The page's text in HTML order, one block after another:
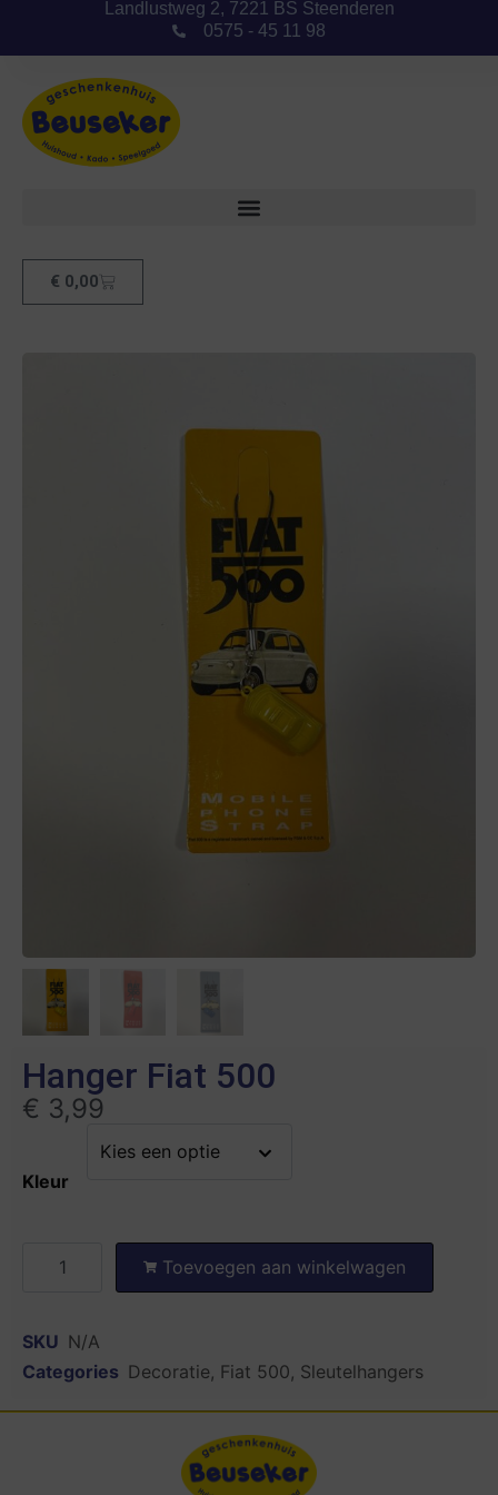
Landlustweg 2, 7221 BS Steenderen
0575 - 45 11 98
€ 0,00
Hanger Fiat 500
€ 3,99
Kleur
Toevoegen aan winkelwagen
SKU N/A
Categories Decoratie, Fiat 500, Sleutelhangers